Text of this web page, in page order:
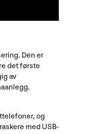
Den er
det første
av
og
med USB-